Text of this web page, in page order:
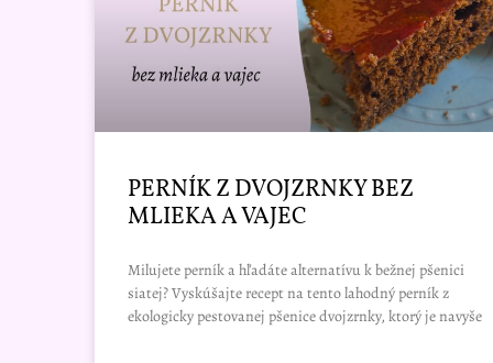
PERNÍK Z DVOJZRNKY BEZ
MLIEKA A VAJEC
Milujete perník a hľadáte alternatívu k bežnej pšenici
siatej? Vyskúšajte recept na tento lahodný perník z
ekologicky pestovanej pšenice dvojzrnky, ktorý je navyše